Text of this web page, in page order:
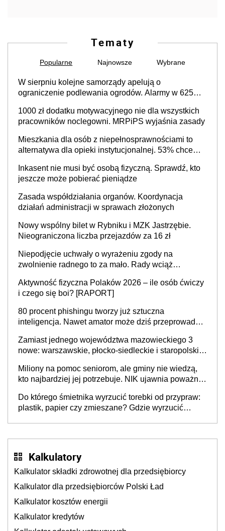
Tematy
Popularne Najnowsze Wybrane
W sierpniu kolejne samorządy apelują o
ograniczenie podlewania ogrodów. Alarmy w 625
cały kraj
1000 zł dodatku motywacyjnego nie dla wszystkich
pracowników noclegowni. MRPiPS wyjaśnia zasady
Mieszkania dla osób z niepełnosprawnościami to
alternatywa dla opieki instytucjonalnej. 53% chce
Inkasent nie musi być osobą fizyczną. Sprawdź, kto
jeszcze może pobierać pieniądze
Zasada współdziałania organów. Koordynacja
działań administracji w sprawach złożonych
Nowy wspólny bilet w Rybniku i MZK Jastrzębie.
Nieograniczona liczba przejazdów za 16 zł
Niepodjęcie uchwały o wyrażeniu zgody na
zwolnienie radnego to za mało. Rady wciąż
sprawy
Aktywność fizyczna Polaków 2026 – ile osób ćwiczy
i czego się boi? [RAPORT]
80 procent phishingu tworzy już sztuczna
inteligencja. Nawet amator może dziś przeprowadzić
Zamiast jednego województwa mazowieckiego 3
nowe: warszawskie, płocko-siedleckie i staropolskie.
stołecznych
Miliony na pomoc seniorom, ale gminy nie wiedzą,
kto najbardziej jej potrzebuje. NIK ujawnia poważną
Do którego śmietnika wyrzucić torebki od przypraw:
plastik, papier czy zmieszane? Gdzie wyrzucić
Kalkulatory
Kalkulator składki zdrowotnej dla przedsiębiorcy
Kalkulator dla przedsiębiorców Polski Ład
Kalkulator kosztów energii
Kalkulator kredytów